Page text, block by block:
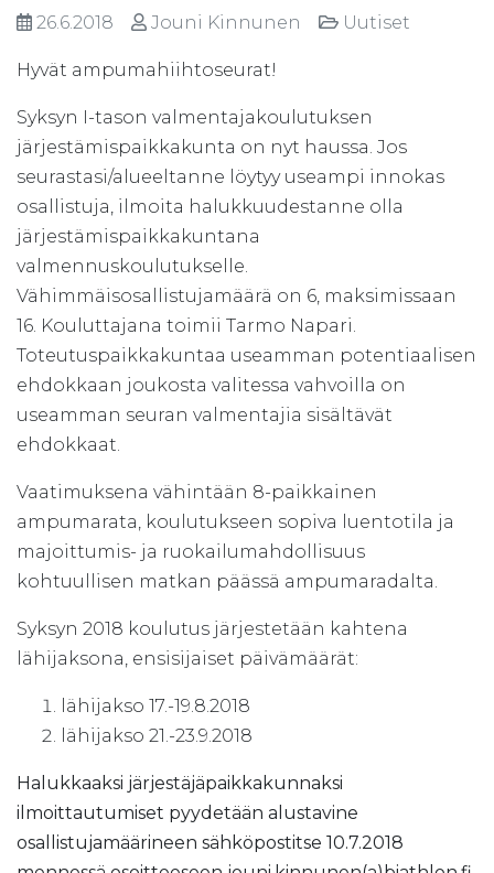
26.6.2018 Jouni Kinnunen Uutiset
Hyvät ampumahiihtoseurat!
Syksyn I-tason valmentajakoulutuksen
järjestämispaikkakunta on nyt haussa. Jos
seurastasi/alueeltanne löytyy useampi innokas
osallistuja, ilmoita halukkuudestanne olla
järjestämispaikkakuntana
valmennuskoulutukselle.
Vähimmäisosallistujamäärä on 6, maksimissaan
16. Kouluttajana toimii Tarmo Napari.
Toteutuspaikkakuntaa useamman potentiaalisen
ehdokkaan joukosta valitessa vahvoilla on
useamman seuran valmentajia sisältävät
ehdokkaat.
Vaatimuksena vähintään 8-paikkainen
ampumarata, koulutukseen sopiva luentotila ja
majoittumis- ja ruokailumahdollisuus
kohtuullisen matkan päässä ampumaradalta.
Syksyn 2018 koulutus järjestetään kahtena
lähijaksona, ensisijaiset päivämäärät:
lähijakso 17.-19.8.2018
lähijakso 21.-23.9.2018
Halukkaaksi järjestäjäpaikkakunnaksi
ilmoittautumiset pyydetään alustavine
osallistujamäärineen sähköpostitse 10.7.2018